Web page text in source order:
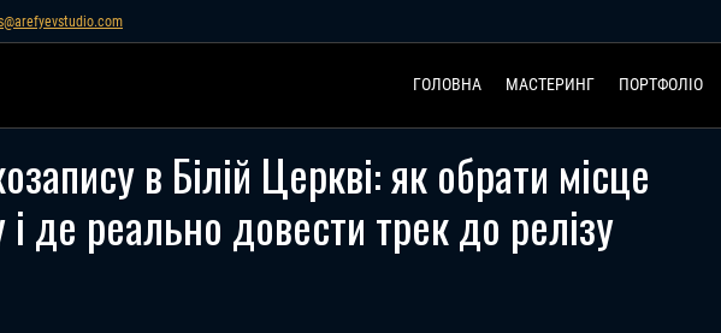
ГОЛОВНА МАСТЕРИНГ ПОРТФОЛІО
в Білій Церкві: як обрати місце
де реально довести трек до релізу